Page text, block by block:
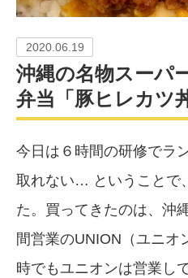
2020.06.19
沖縄の名物スーパ
弁当「豚ヒレカツ
今日は６時間の研修でラ
取れない… ということで
た。買ってきたのは、沖
間営業のUNION（ユニオ
時でもユニオンは営業し